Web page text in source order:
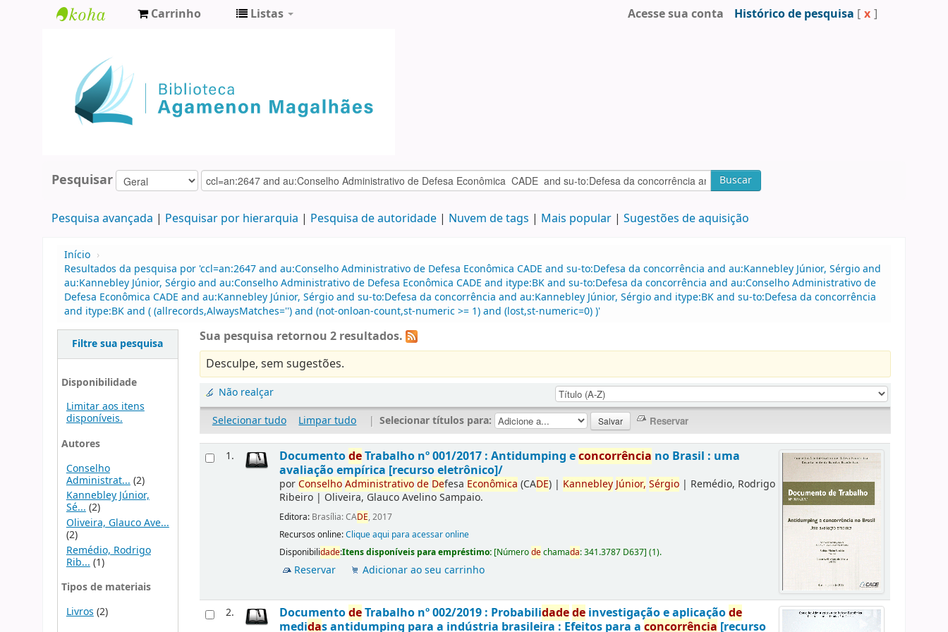
Agamenon
Magalhães
Carrinho Listas Acesse sua conta Histórico de pesquisa [ x ]
Pesquisar Buscar
Pesquisa avançada Pesquisar por hierarquia Pesquisa de autoridade Nuvem de tags Mais popular Sugestões de aquisição
Início ›
Resultados da pesquisa por 'ccl=an:2647 and au:Conselho Administrativo de Defesa Econômica CADE and su-to:Defesa da concorrência and au:Kannebley Júnior, Sérgio and
au:Kannebley Júnior, Sérgio and au:Conselho Administrativo de Defesa Econômica CADE and itype:BK and su-to:Defesa da concorrência and au:Conselho Administrativo de
Defesa Econômica CADE and au:Kannebley Júnior, Sérgio and su-to:Defesa da concorrência and au:Kannebley Júnior, Sérgio and itype:BK and su-to:Defesa da concorrência
and itype:BK and ( (allrecords,AlwaysMatches='') and (not-onloan-count,st-numeric >= 1) and (lost,st-numeric=0) )'
Filtre sua pesquisa
Disponibilidade
Limitar aos itens
disponíveis.
Autores
Conselho
Administrat... (2)
Kannebley Júnior,
Sé...(2)
Oliveira, Glauco Ave...
(2)
Remédio, Rodrigo
Rib... (1)
Tipos de materiais
Livros (2)
Sua pesquisa retornou 2 resultados.
Desculpe, sem sugestões.
Não realçar
Selecionar tudo
Limpar tudo | Selecionar títulos para:
1. DocumentodeTrabalho nº 001/2017 : Antidumping econcorrência no Brasil : uma
avaliação empírica [recurso eletrônico]/
porConselhoAdministrativode Defesa Econômica (CADE) | KannebleyJúnior, Sérgio | Remédio, Rodrigo
Ribeiro | Oliveira, Glauco Avelino Sampaio.
Editora: Brasília: CADE, 2017
Recursos online:Clique aqui para acessar online
Disponibilidade:Itens disponíveis para empréstimo: [Númerodechamada:341.3787 D637](1).
Reservar Adicionar ao seu carrinho
2. DocumentodeTrabalho nº 002/2019 : Probabilidadede investigação e aplicaçãode
medidas antidumping para a indústria brasileira : Efeitos para aconcorrência [recurso